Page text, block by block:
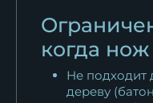
когда
Не подходит
дереву